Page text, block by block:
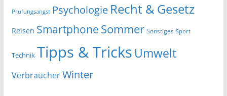
Prüfungsangst Psychologie Recht & Gesetz
Reisen Smartphone Sommer Sonstiges Sport
Technik Tipps & Tricks Umwelt
VerbraucherWinter